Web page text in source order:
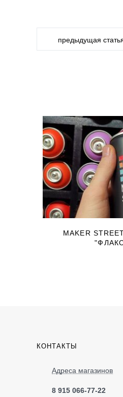
предыдущая
MAKER
КОНТАКТЫ
Адреса магазинов
8 915 066-77-22